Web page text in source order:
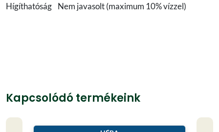
Hígíthatóság Nem javasolt (maximum 10% vízzel)
Kapcsolódó termékeink